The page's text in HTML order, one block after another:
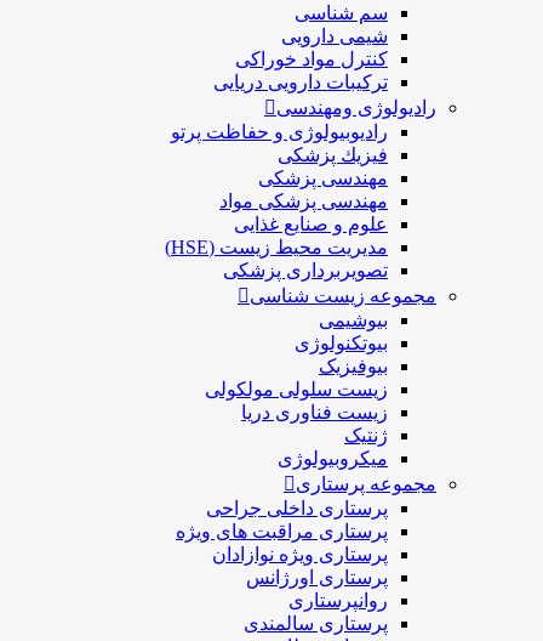
سم شناسی
شیمی دارویی
کنترل مواد خوراکی
ترکیبات دارویی دریایی
رادیولوژی ومهندسی
رادیوبیولوژی و حفاظت پرتو
فيزيك پزشکی
مهندسی پزشکی
مهندسی پزشکی مواد
علوم و صنايع غذایی
مدیریت محیط زیست (HSE)
تصویربرداری پزشکی
مجموعه زیست شناسی
بیوشیمی
بیوتکنولوژی
بیوفیزیک
زیست سلولی مولکولی
زیست فناوری دریا
ژنتیک
میکروبیولوژی
مجموعه پرستاری
پرستاری داخلی جراحی
پرستاری مراقبت های ويژه
پرستاری ويژه نوازادان
پرستاری اورژانس
روانپرستاری
پرستاری سالمندی